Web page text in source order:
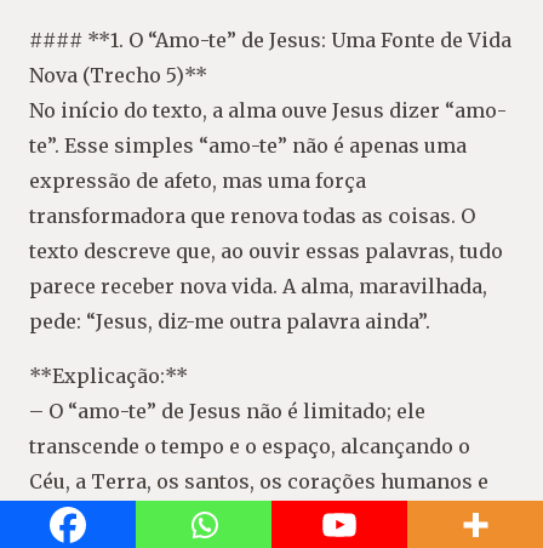
#### **1. O “Amo-te” de Jesus: Uma Fonte de Vida
Nova (Trecho 5)**
No início do texto, a alma ouve Jesus dizer “amo-
te”. Esse simples “amo-te” não é apenas uma
expressão de afeto, mas uma força
transformadora que renova todas as coisas. O
texto descreve que, ao ouvir essas palavras, tudo
parece receber nova vida. A alma, maravilhada,
pede: “Jesus, diz-me outra palavra ainda”.
**Explicação:**
– O “amo-te” de Jesus não é limitado; ele
transcende o tempo e o espaço, alcançando o
Céu, a Terra, os santos, os corações humanos e
até mesmo o Purgatório.